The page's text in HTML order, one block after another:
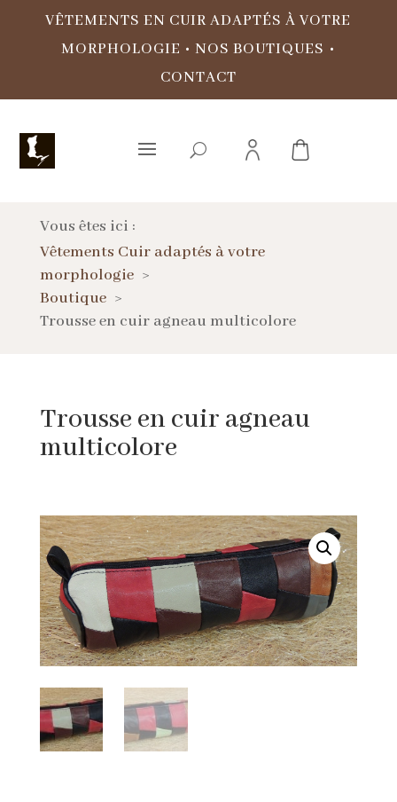
VÊTEMENTS EN CUIR ADAPTÉS À VOTRE
MORPHOLOGIE • NOS BOUTIQUES •
CONTACT
Vous êtes ici :
Vêtements Cuir adaptés à votre
morphologie
Boutique
Trousse en cuir agneau multicolore
Trousse en cuir agneau
multicolore